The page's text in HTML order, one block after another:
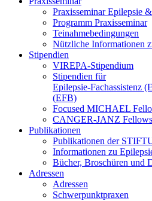
Praxisseminar Epilepsie
Programm Praxisseminar
Teinahmebedingungen
Nützliche Informationen
Stipendien
VIREPA-Stipendium
Stipendien für
Epilepsie-Fachassistenz
(EFB)
Focused MICHAEL
CANGER-JANZ
Publikationen
Publikationen der
Informationen zu
Bücher, Broschüren und
Adressen
Adressen
Schwerpunktpraxen